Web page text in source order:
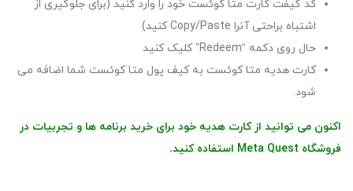
کد گیفت کارت متا کوئست خود را وارد کنید (برای جلوگیری از
اشتباه براحتی آنرا Copy/Paste کنید)
حال روی دکمه “Redeem” کلیک کنید
کارت هدیه متا کوئست به کیف پول متا کوئست شما اضافه می
شود.
اکنون می توانید از کارت هدیه خود برای خرید برنامه ها و تجربیات در
فروشگاه Meta Quest استفاده کنید.